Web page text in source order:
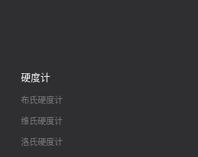
硬度计
布氏硬度计
维氏硬度计
洛氏硬度计